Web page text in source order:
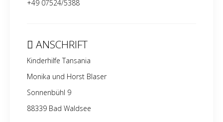
+49 07524/5388
ANSCHRIFT
Kinderhilfe Tansania
Monika und Horst Blaser
Sonnenbühl 9
88339 Bad Waldsee